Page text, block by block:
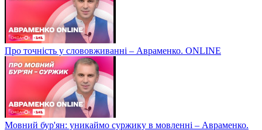
Про точність у слововживанні – Авраменко. ONLINE
Мовний бур'ян: уникаймо суржику в мовленні – Авраменко.